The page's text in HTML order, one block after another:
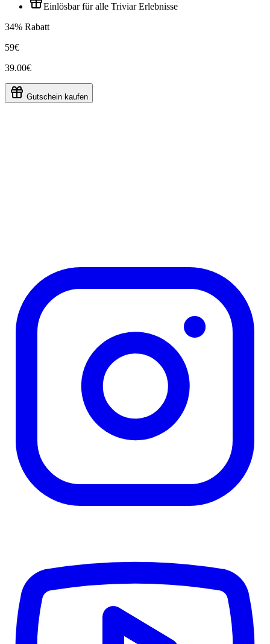
Einlösbar für alle Triviar Erlebnisse
34% Rabatt
59€
39.00€
Gutschein kaufen